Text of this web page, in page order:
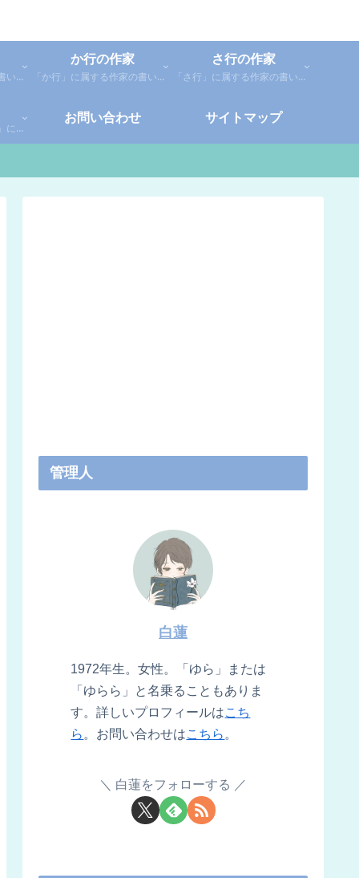
「あ行」に属する作家の書いた本の感想です。「あ」「い」「う」「え」「お」に分類しているので、お好きな作家の作品を探してみてください。
か行の作家
「か行」に属する作家の書いた本の感想です。さらに「か」「き」「く」「け」「こ」に分類していあります。お好きな作家の作品を探してみてください。
さ行の作家
「さ行」に属する作家の書いた本の感想です。さらに「さ」「し」「す」「せ」「そ」に分類していあります。お好きな作家の作品を探してみてください。
「や行」「ら行」「わ行」に属する作家の書いた本の感想です。さらに「や」「ゆ」「よ」「り」「れ」「わ」に分類していあります。お好きな作家の作品を探してみてください。
お問い合わせ サイトマップ
管理人
白蓮
1972年生。女性。「ゆら」または
「ゆらら」と名乗ることもありま
す。詳しいプロフィールはこち
ら 。お問い合わせはこちら 。
白蓮をフォローする